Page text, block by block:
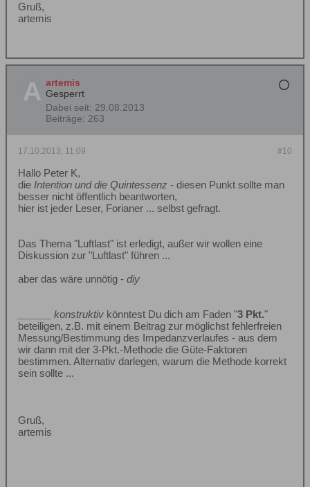
Gruß,
artemis
artemis
Gesperrt
Dabei seit: 29.08.2013
Beiträge: 263
#10
17.10.2013, 11:09
Hallo Peter K,
die Intention und die Quintessenz - diesen Punkt sollte man
besser nicht öffentlich beantworten,
hier ist jeder Leser, Forianer ... selbst gefragt.
Das Thema "Luftlast" ist erledigt, außer wir wollen eine
Diskussion zur "Luftlast" führen ...
aber das wäre unnötig - diy
______ konstruktiv könntest Du dich am Faden "3 Pkt."
beteiligen, z.B. mit einem Beitrag zur möglichst fehlerfreien
Messung/Bestimmung des Impedanzverlaufes - aus dem
wir dann mit der 3-Pkt.-Methode die Güte-Faktoren
bestimmen. Alternativ darlegen, warum die Methode korrekt
sein sollte ...
Gruß,
artemis